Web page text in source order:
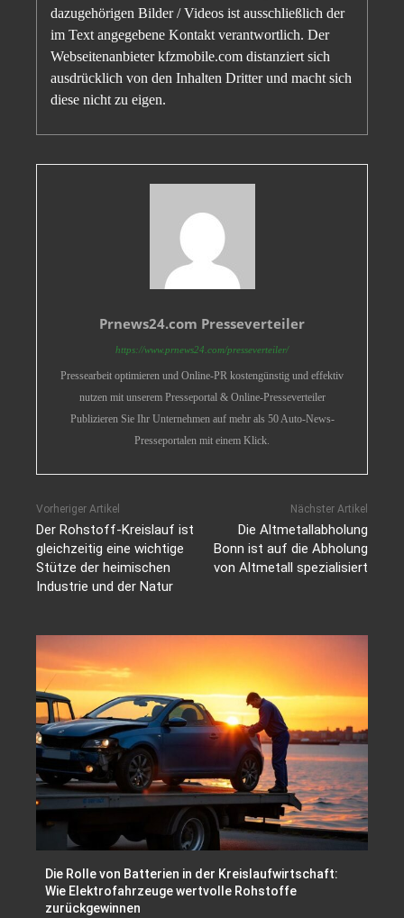
dazugehörigen Bilder / Videos ist ausschließlich der
im Text angegebene Kontakt verantwortlich. Der
Webseitenanbieter kfzmobile.com distanziert sich
ausdrücklich von den Inhalten Dritter und macht sich
diese nicht zu eigen.
Prnews24.com Presseverteiler
https://www.prnews24.com/presseverteiler/
Pressearbeit optimieren und Online-PR kostengünstig und effektiv
nutzen mit unserem Presseportal & Online-Presseverteiler
Publizieren Sie Ihr Unternehmen auf mehr als 50 Auto-News-
Presseportalen mit einem Klick.
Vorheriger Artikel
Der Rohstoff-Kreislauf ist
gleichzeitig eine wichtige
Stütze der heimischen
Industrie und der Natur
Nächster Artikel
Die Altmetallabholung
Bonn ist auf die Abholung
von Altmetall spezialisiert
Die Rolle von Batterien in der Kreislaufwirtschaft:
Wie Elektrofahrzeuge wertvolle Rohstoffe
zurückgewinnen